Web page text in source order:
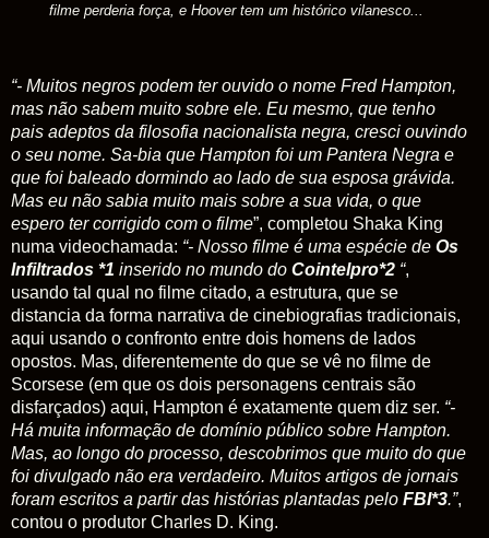
filme perderia força, e Hoover tem um histórico vilanesco...
“- Muitos negros podem ter ouvido o nome Fred Hampton,
mas não sabem muito sobre ele. Eu mesmo, que tenho
pais adeptos da filosofia nacionalista negra, cresci ouvindo
o seu nome. Sa-bia que Hampton foi um Pantera Negra e
que foi baleado dormindo ao lado de sua esposa grávida.
Mas eu não sabia muito mais sobre a sua vida, o que
espero ter corrigido com o filme”, completou Shaka King
numa videochamada: “- Nosso filme é uma espécie de Os
Infiltrados *1 inserido no mundo do Cointelpro*2 “,
usando tal qual no filme citado, a estrutura, que se
distancia da forma narrativa de cinebiografias tradicionais,
aqui usando o confronto entre dois homens de lados
opostos. Mas, diferentemente do que se vê no filme de
Scorsese (em que os dois personagens centrais são
disfarçados) aqui, Hampton é exatamente quem diz ser. “-
Há muita informação de domínio público sobre Hampton.
Mas, ao longo do processo, descobrimos que muito do que
foi divulgado não era verdadeiro. Muitos artigos de jornais
foram escritos a partir das histórias plantadas pelo FBI*3.”,
contou o produtor Charles D. King.